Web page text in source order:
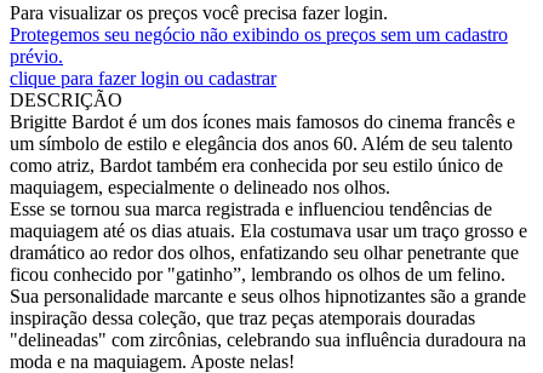
Para visualizar os preços você precisa fazer login.
Protegemos seu negócio não exibindo os preços sem um cadastro
prévio.
clique para fazer login ou cadastrar
DESCRIÇÃO
Brigitte Bardot é um dos ícones mais famosos do cinema francês e
um símbolo de estilo e elegância dos anos 60. Além de seu talento
como atriz, Bardot também era conhecida por seu estilo único de
maquiagem, especialmente o delineado nos olhos.
Esse se tornou sua marca registrada e influenciou tendências de
maquiagem até os dias atuais. Ela costumava usar um traço grosso e
dramático ao redor dos olhos, enfatizando seu olhar penetrante que
ficou conhecido por "gatinho”, lembrando os olhos de um felino.
Sua personalidade marcante e seus olhos hipnotizantes são a grande
inspiração dessa coleção, que traz peças atemporais douradas
"delineadas" com zircônias, celebrando sua influência duradoura na
moda e na maquiagem. Aposte nelas!